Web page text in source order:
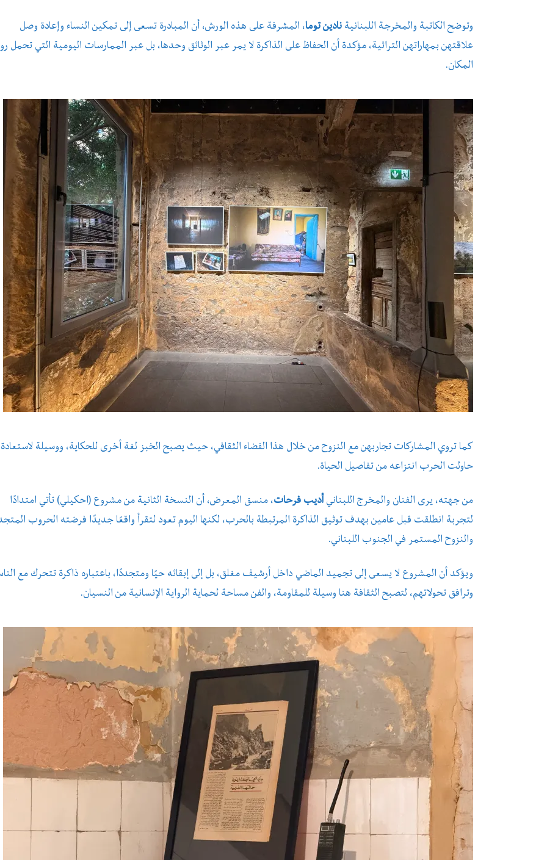
وتوضح الكاتبة والمخرجة اللبنانيةنادين توما، المشرفة على هذه الورش، أن المبادرة تسعى إلى تمكين النساء وإعادة وصل
علاقتهن بمهاراتهن التراثية، مؤكدة أن الحفاظ على الذاكرة لا يمر عبر الوثائق وحدها، بل عبر الممارسات اليومية التي تحمل
المكان.
كما تروي المشاركات تجاربهن مع النزوح من خلال هذا الفضاء الثقافي، حيث يصبح الخبز لغة أخرى للحكاية، ووسيلة
حاولت الحرب انتزاعه من تفاصيل الحياة.
من جهته، يرى الفنان والمخرج اللبنانيأديب فرحات، منسق المعرض، أن النسخة الثانية من مشروع (احكيلي) تأتي امتدادًا
لتجربة انطلقت قبل عامين بهدف توثيق الذاكرة المرتبطة بالحرب، لكنها اليوم تعود لتقرأ واقعًا جديدًا فرضته الحروب
والنزوح المستمر في الجنوب اللبناني.
ويؤكد أن المشروع لا يسعى إلى تجميد الماضي داخل أرشيف مغلق، بل إلى إبقائه حيًا ومتجددًا، باعتباره ذاكرة تتحرك مع
وترافق تحولاتهم، لتصبح الثقافة هنا وسيلة للمقاومة، والفن مساحة لحماية الرواية الإنسانية من النسيان.